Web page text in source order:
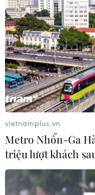
vietnamplus.vn
Metro Nhổn-Ga
triệu lượt khách